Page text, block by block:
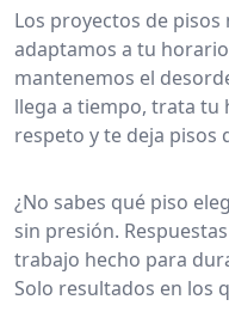
Los proyectos de
adaptamos a tu
mantenemos el
llega a tiempo, trata tu
respeto y te deja pisos
¿No sabes qué piso
sin presión.
trabajo hecho para
Solo resultados en los